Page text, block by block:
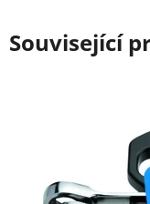
Související